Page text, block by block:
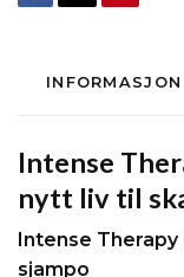
INFORMASJON
Intense
nytt liv til
Intense
sjampo